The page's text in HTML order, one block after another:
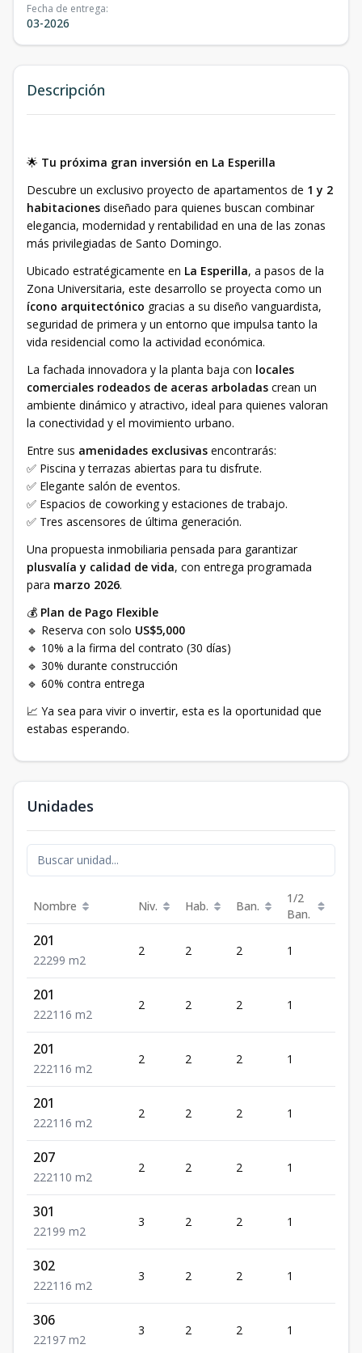
Fecha de entrega:
03-2026
Descripción
🌟 Tu próxima gran inversión en La Esperilla
Descubre un exclusivo proyecto de apartamentos de 1 y 2
habitaciones diseñado para quienes buscan combinar
elegancia, modernidad y rentabilidad en una de las zonas
más privilegiadas de Santo Domingo.
Ubicado estratégicamente en La Esperilla, a pasos de la
Zona Universitaria, este desarrollo se proyecta como un
ícono arquitectónico gracias a su diseño vanguardista,
seguridad de primera y un entorno que impulsa tanto la
vida residencial como la actividad económica.
La fachada innovadora y la planta baja con locales
comerciales rodeados de aceras arboladas crean un
ambiente dinámico y atractivo, ideal para quienes valoran
la conectividad y el movimiento urbano.
Entre sus amenidades exclusivas encontrarás:
✅ Piscina y terrazas abiertas para tu disfrute.
✅ Elegante salón de eventos.
✅ Espacios de coworking y estaciones de trabajo.
✅ Tres ascensores de última generación.
Una propuesta inmobiliaria pensada para garantizar
plusvalía y calidad de vida, con entrega programada
para marzo 2026.
💰 Plan de Pago Flexible
🔹 Reserva con solo US$5,000
🔹 10% a la firma del contrato (30 días)
🔹 30% durante construcción
🔹 60% contra entrega
📈 Ya sea para vivir o invertir, esta es la oportunidad que
estabas esperando.
Unidades
Nombre Niv. Hab. Ban.
1/2
Ban.
201
22299 m2
2 2 2 1
201
222116 m2
2 2 2 1
201
222116 m2
2 2 2 1
201
222116 m2
2 2 2 1
207
222110 m2
2 2 2 1
301
221 99 m2
3 2 2 1
302
222116 m2
3 2 2 1
306
221 97 m2
3 2 2 1